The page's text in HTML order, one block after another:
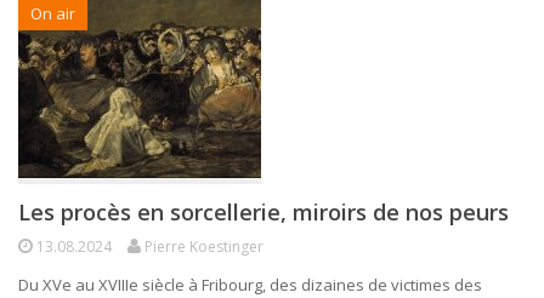
On air
Les procès en sorcellerie, miroirs de nos peurs
13.08.2024 Pierre Koestinger
Du XVe au XVIIIe siècle à Fribourg, des dizaines de victimes des